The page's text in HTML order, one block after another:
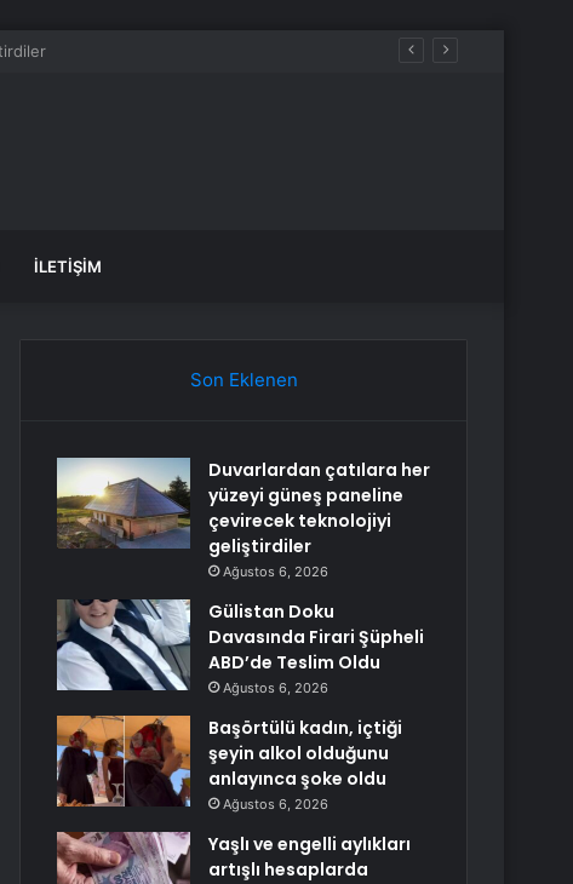
İLETIŞIM
Son Eklenen
Duvarlardan çatılara her
yüzeyi güneş paneline
çevirecek teknolojiyi
geliştirdiler
Ağustos 6, 2026
Gülistan Doku
Davasında Firari Şüpheli
ABD’de Teslim Oldu
Ağustos 6, 2026
Başörtülü kadın, içtiği
şeyin alkol olduğunu
anlayınca şoke oldu
Ağustos 6, 2026
Yaşlı ve engelli aylıkları
artışlı hesaplarda